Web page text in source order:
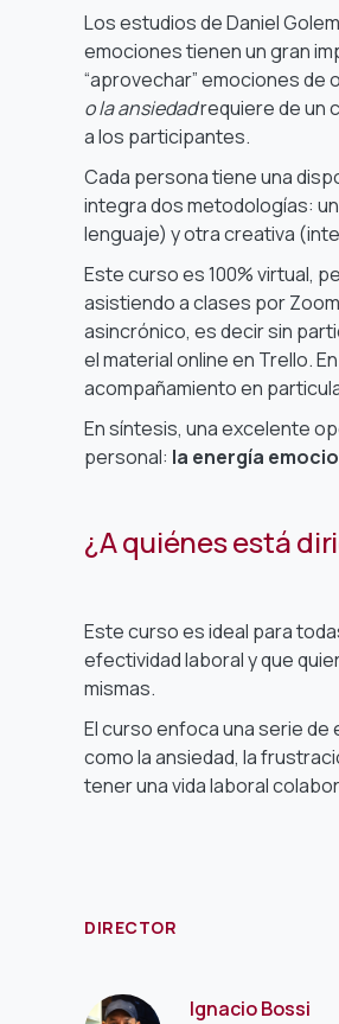
Los estudios de Daniel
emociones tienen un gran
“aprovechar” emociones
o la ansiedadrequiere de un
a los participantes.
Cada persona tiene una
integra dos metodologías:
lenguaje) y otra creativa
Este curso es 100% virtual,
asistiendo a clases por
asincrónico, es decir sin
el material online en Trello.
acompañamiento en
En síntesis, una excelente
personal: la energía
¿A quiénes está
Este curso es ideal para
efectividad laboral y que
mismas.
El curso enfoca una serie
como la ansiedad, la
tener una vida laboral
DIRECTOR
Ignacio Bossi